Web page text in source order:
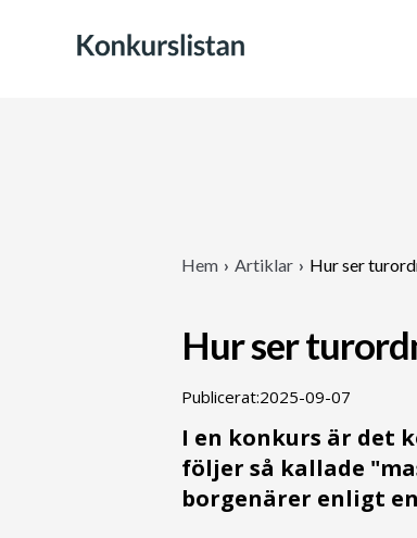
Hem › Artiklar › Hur ser
Hur ser
Publicerat:2025-09-07
I en konkurs är det
följer så kallade
borgenärer enligt